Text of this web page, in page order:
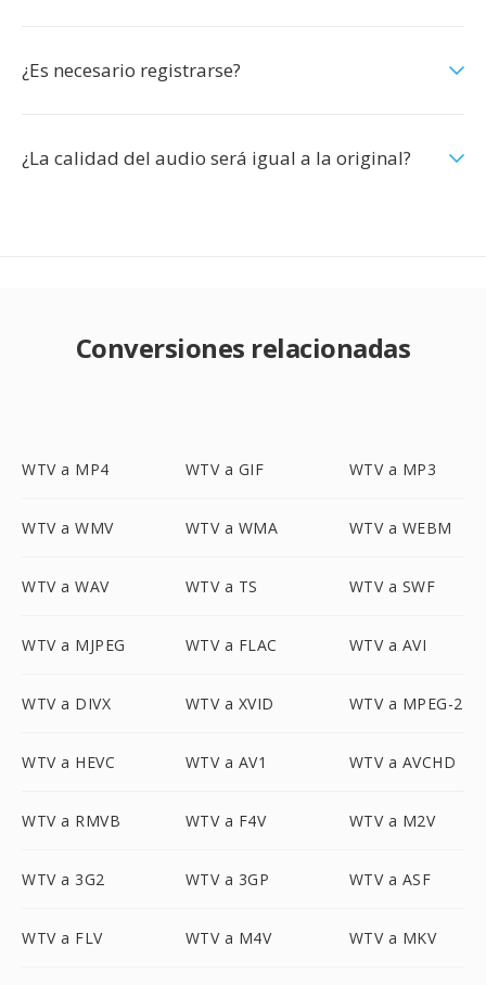
¿Es necesario registrarse?
¿La calidad del audio será igual a la original?
Conversiones relacionadas
WTV a MP4 WTV a GIF WTV a MP3
WTV a WMV WTV a WMA WTV a WEBM
WTV a WAV WTV a TS WTV a SWF
WTV a MJPEG WTV a FLAC WTV a AVI
WTV a DIVX WTV a XVID WTV a MPEG-2
WTV a HEVC WTV a AV1 WTV a AVCHD
WTV a RMVB WTV a F4V WTV a M2V
WTV a 3G2 WTV a 3GP WTV a ASF
WTV a FLV WTV a M4V WTV a MKV